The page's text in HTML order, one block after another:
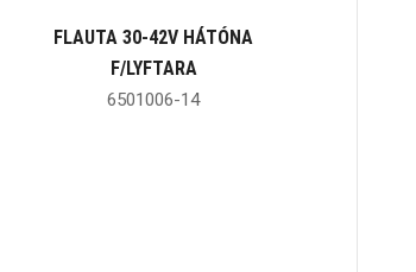
FLAUTA 30-42V HÁTÓNA
F/LYFTARA
6501006-14